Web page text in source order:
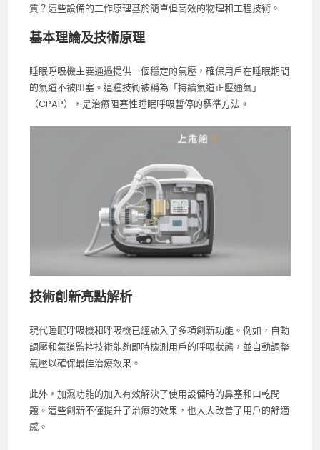
質？這些設備的工作原理基於簡單但高效的物理和工程技術。
基本理論及技術原理
睡眠呼吸機主要通過提供一個穩定的氣壓，確保用戶在睡眠期間
的氣道不被阻塞。這種技術被稱為「持續氣道正壓通氣」
（CPAP），是治療阻塞性睡眠呼吸暫停的標準方法。
技術創新亮點解析
現代睡眠呼吸機和呼吸機已經融入了多項創新功能。例如，自動
調壓和氣道監控技術能夠即時檢測用戶的呼吸狀態，並自動調整
氣壓以確保最佳治療效果。
此外，加濕功能的加入有效解決了使用設備時的鼻塞和口乾問
題。這些創新不僅提升了治療的效果，也大大改善了用戶的舒適
感。